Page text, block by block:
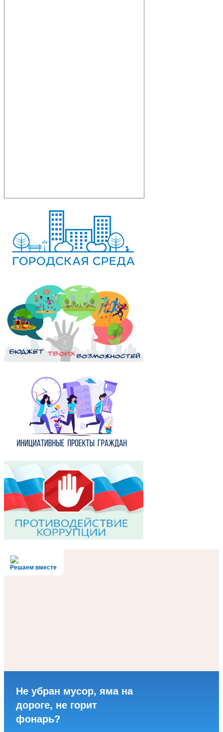
Решаем вместе
Не убран мусор, яма на
дороге, не горит
фонарь?